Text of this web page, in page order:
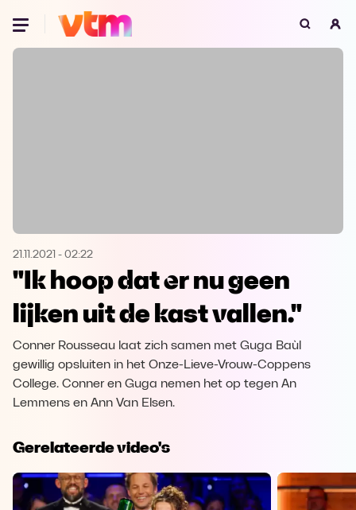
Oeps, browser niet ondersteund
Microsoft Edge Download
Opera Download
21.11.2021 - 02:22
"Ik hoop dat er nu geen
lijken uit de kast vallen."
Conner Rousseau laat zich samen met Guga Baùl
gewillig opsluiten in het Onze-Lieve-Vrouw-Coppens
College. Conner en Guga nemen het op tegen An
Lemmens en Ann Van Elsen.
Gerelateerde video's